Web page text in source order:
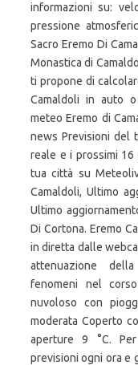
informazioni su:
pressione
Sacro Eremo Di
Monastica di
ti propone di
Camaldoli in auto
meteo Eremo di
news Previsioni del
reale e i prossimi
tua città su
Camaldoli, Ultimo
Ultimo
Di Cortona. Eremo
in diretta dalle
attenuazione
fenomeni nel
nuvoloso con
moderata Coperto
aperture 9 °C.
previsioni ogni ora e